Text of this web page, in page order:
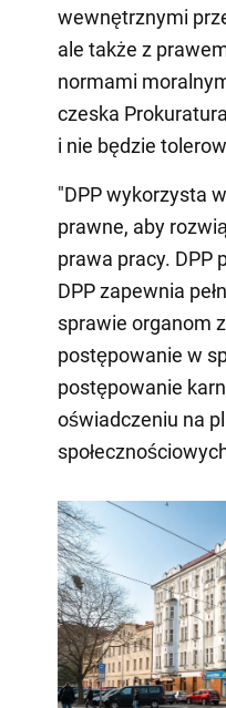
wewnętrznymi
ale także z
normami
czeska
i nie będzie
"DPP wykorzysta
prawne, aby
prawa pracy. DPP
DPP zapewnia
sprawie organom
postępowanie w
postępowanie
oświadczeniu na